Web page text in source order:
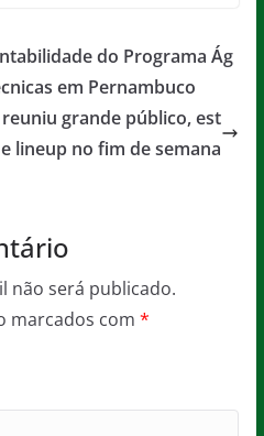
a
g
e
do Programa Ág
em Pernambuco
reuniu grande público, est
lineup no fim de semana
não será publicado.
marcados com *